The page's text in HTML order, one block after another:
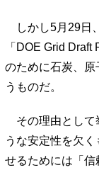
しかし5月29日
「DOE Grid
のために石炭、
うものだ。
その理由として
うな安定性を欠
せるためには「